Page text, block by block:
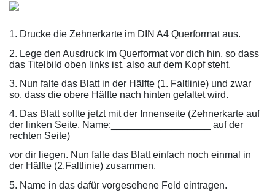
1. Drucke die Zehnerkarte im DIN A4 Querformat aus.
2. Lege den Ausdruck im Querformat vor dich hin, so dass
das Titelbild oben links ist, also auf dem Kopf steht.
3. Nun falte das Blatt in der Hälfte (1. Faltlinie) und zwar
so, dass die obere Hälfte nach hinten gefaltet wird.
4. Das Blatt sollte jetzt mit der Innenseite (Zehnerkarte auf
der linken Seite, Name:__________________ auf der
rechten Seite)
vor dir liegen. Nun falte das Blatt einfach noch einmal in
der Hälfte (2.Faltlinie) zusammen.
5. Name in das dafür vorgesehene Feld eintragen.